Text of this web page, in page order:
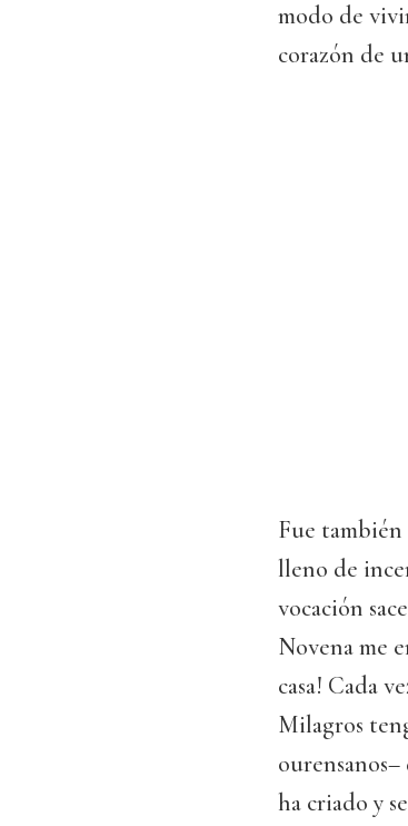
modo de
corazón de
Fue
lleno de
vocación
Novena me
casa! Cada
Milagros
ha criado y